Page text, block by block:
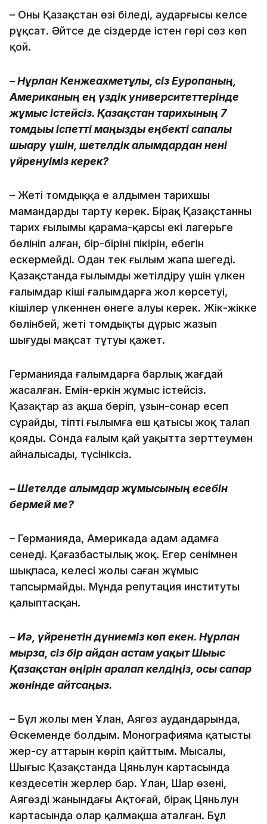
– Оны Қазақстан өзі біледі, аударғысы келсе
рұқсат. Әйтсе де сіздерде істен гөрі сөз көп
қой.
– Нұрлан Кенжеахметұлы, сіз Еуропаның,
Американың ең үздік университеттерінде
жұмыс істейсіз. Қазақстан тарихының 7
томдығы іспетті маңызды еңбекті сапалы
шығару үшін, шетелдік ғалымдардан нені
үйренуіміз керек?
– Жеті томдыққа ең алдымен тарихшы
мамандарды тарту керек. Бірақ Қазақстанның
тарих ғылымы қарама-қарсы екі лагерьге
бөлініп алған, бір-бірінің пікірін, еңбегін
ескермейді. Одан тек ғылым жапа шегеді.
Қазақстанда ғылымды жетілдіру үшін үлкен
ғалымдар кіші ғалымдарға жол көрсетуі,
кішілер үлкеннен өнеге алуы керек. Жік-жікке
бөлінбей, жеті томдықты дұрыс жазып
шығуды мақсат тұтуы қажет.
Германияда ғалымдарға барлық жағдай
жасалған. Емін-еркін жұмыс істейсіз.
Қазақтар аз ақша беріп, ұзын-сонар есеп
сұрайды, тіпті ғылымға еш қатысы жоқ талап
қояды. Сонда ғалым қай уақытта зерттеумен
айналысады, түсініксіз.
– Шетелде ғалымдар жұмысының есебін
бермей ме?
– Германияда, Америкада адам адамға
сенеді. Қағазбастылық жоқ. Егер сенімнен
шықпасаң, келесі жолы саған жұмыс
тапсырмайды. Мұнда репутация институты
қалыптасқан.
– Иә, үйренетін дүниеміз көп екен. Нұрлан
мырза, сіз бір айдан астам уақыт Шығыс
Қазақстан өңірін аралап келдіңіз, осы сапар
жөнінде айтсаңыз.
– Бұл жолы мен Ұлан, Аягөз аудандарында,
Өскеменде болдым. Монографияма қатысты
жер-су аттарын көріп қайттым. Мысалы,
Шығыс Қазақстанда Цяньлун картасында
кездесетін жерлер бар. Ұлан, Шар өзені,
Аягөздің жанындағы Ақтоғай, бірақ Цяньлун
картасында олар қалмақша аталған. Бұл